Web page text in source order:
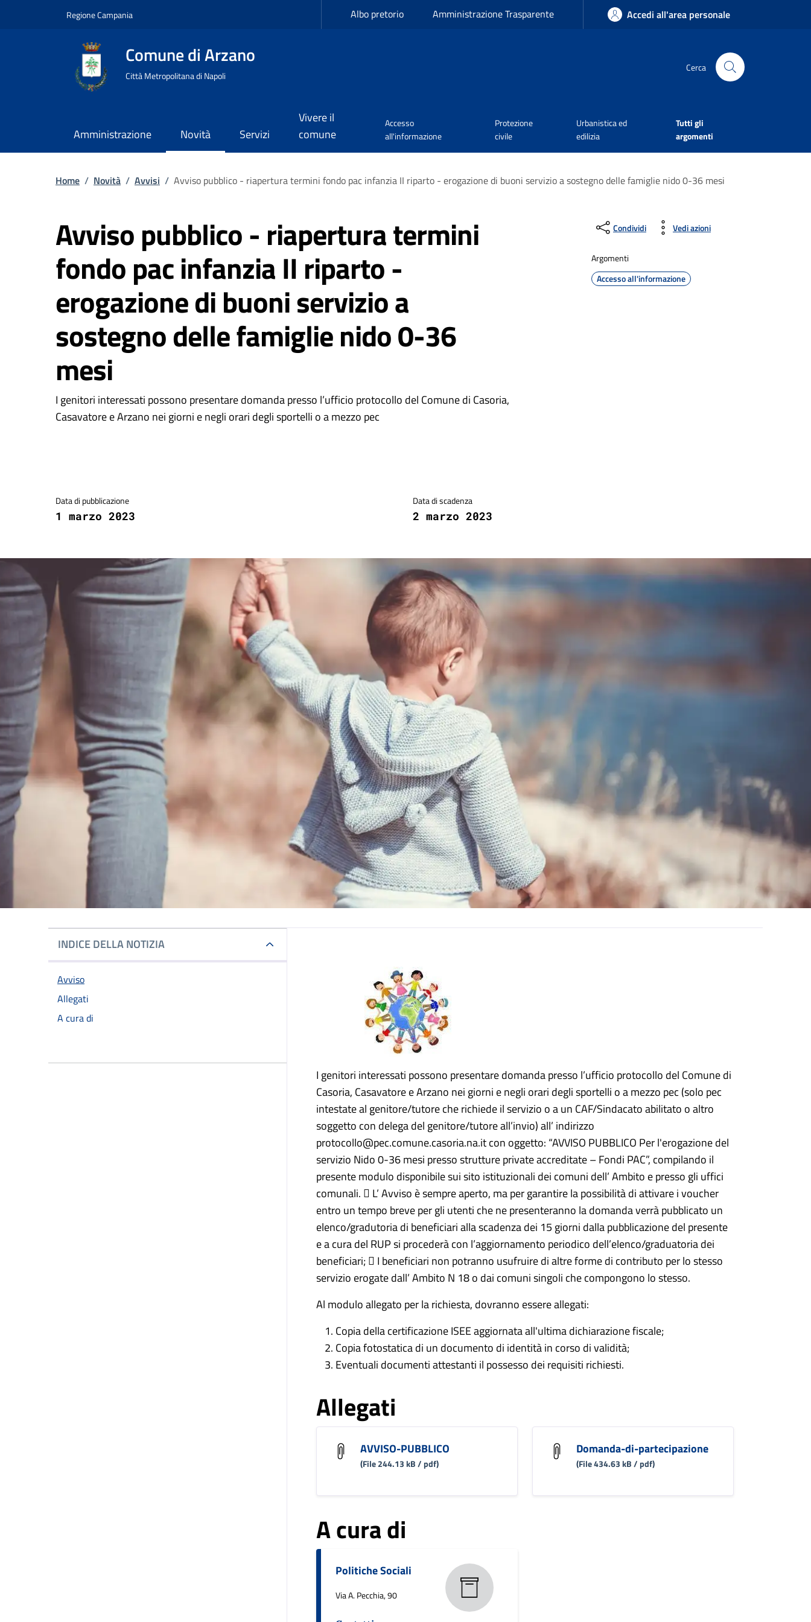
Regione Campania Albo pretorio Amministrazione Trasparente Accedi all'area personale
Comune di Arzano
Città Metropolitana di Napoli
Cerca
Amministrazione Novità Servizi
Vivere il
comune
Accesso
all'informazione
Protezione
civile
Urbanistica ed
edilizia
Tutti gli
argomenti
Home / Novità / Avvisi / Avviso pubblico - riapertura termini fondo pac infanzia II riparto - erogazione di buoni servizio a sostegno delle famiglie nido 0-36 mesi
Avviso pubblico - riapertura termini
fondo pac infanzia II riparto -
erogazione di buoni servizio a
sostegno delle famiglie nido 0-36
mesi
I genitori interessati possono presentare domanda presso l’ufficio protocollo del Comune di Casoria,
Casavatore e Arzano nei giorni e negli orari degli sportelli o a mezzo pec
Condividi Vedi azioni
Argomenti
Accesso all'informazione
Data di pubblicazione
1 marzo 2023
Data di scadenza
2 marzo 2023
INDICE DELLA NOTIZIA
Avviso
Allegati
A cura di
I genitori interessati possono presentare domanda presso l’ufficio protocollo del Comune di
Casoria, Casavatore e Arzano nei giorni e negli orari degli sportelli o a mezzo pec (solo pec
intestate al genitore/tutore che richiede il servizio o a un CAF/Sindacato abilitato o altro
soggetto con delega del genitore/tutore all’invio) all’ indirizzo
protocollo@pec.comune.casoria.na.it con oggetto: “AVVISO PUBBLICO Per l'erogazione del
servizio Nido 0-36 mesi presso strutture private accreditate – Fondi PAC”, compilando il
presente modulo disponibile sui sito istituzionali dei comuni dell’ Ambito e presso gli uffici
comunali.  L’ Avviso è sempre aperto, ma per garantire la possibilità di attivare i voucher
entro un tempo breve per gli utenti che ne presenteranno la domanda verrà pubblicato un
elenco/gradutoria di beneficiari alla scadenza dei 15 giorni dalla pubblicazione del presente
e a cura del RUP si procederà con l’aggiornamento periodico dell’elenco/graduatoria dei
beneficiari;  I beneficiari non potranno usufruire di altre forme di contributo per lo stesso
servizio erogate dall’ Ambito N 18 o dai comuni singoli che compongono lo stesso.
Al modulo allegato per la richiesta, dovranno essere allegati:
Copia della certificazione ISEE aggiornata all'ultima dichiarazione fiscale;
Copia fotostatica di un documento di identità in corso di validità;
Eventuali documenti attestanti il possesso dei requisiti richiesti.
Allegati
AVVISO-PUBBLICO
(File 244.13 kB / pdf)
Domanda-di-partecipazione
(File 434.63 kB / pdf)
A cura di
Politiche Sociali
Via A. Pecchia, 90